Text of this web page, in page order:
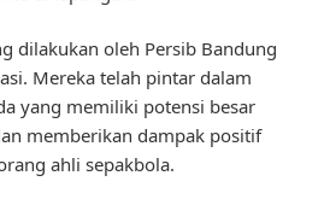
dilakukan oleh Persib Bandung
Mereka telah pintar dalam
yang memiliki potensi besar
memberikan dampak positif
ahli sepakbola.